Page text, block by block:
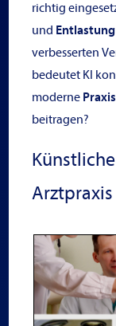
richtig
und
verbesserten
bedeutet KI
moderne
beitragen?